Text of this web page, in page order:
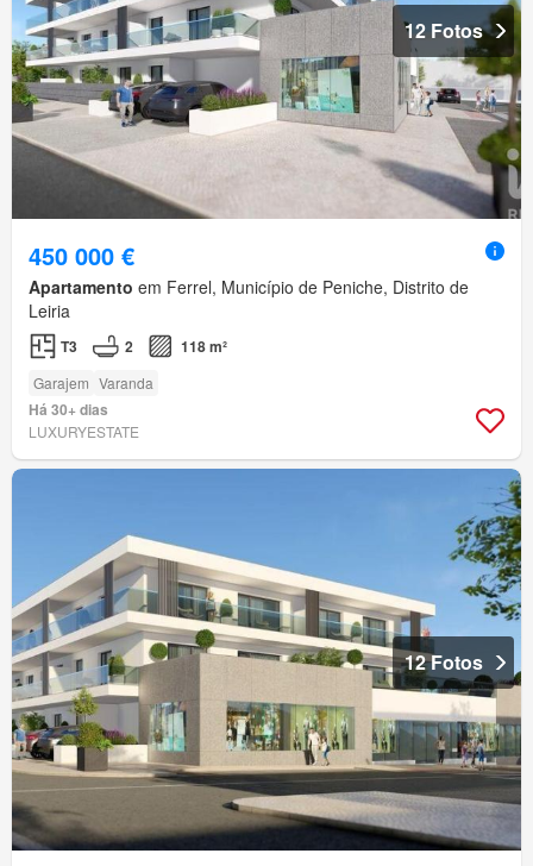
12 Fotos
450 000 €
Apartamento em Ferrel, Município de Peniche, Distrito de
Leiria
T3 2 118 m²
Garajem Varanda
Há 30+ dias
LUXURYESTATE
12 Fotos